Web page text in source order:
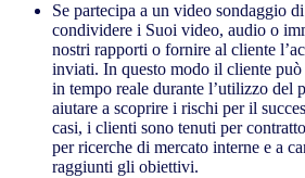
Se partecipa a un video sondaggio
condividere i Suoi video, audio o
nostri rapporti o fornire al cliente
inviati. In questo modo il cliente può
in tempo reale durante l’utilizzo del
aiutare a scoprire i rischi per il
casi, i clienti sono tenuti per
per ricerche di mercato interne e a
raggiunti gli obiettivi.